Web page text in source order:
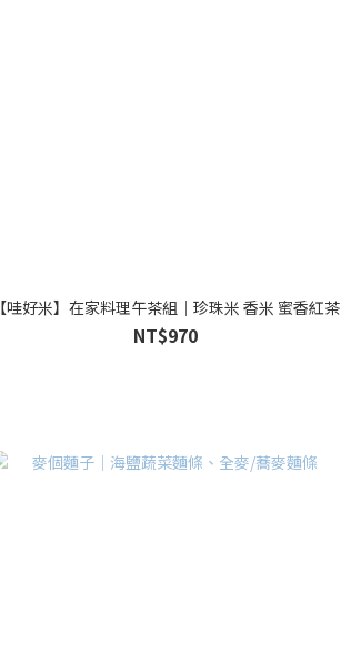
【哇好米】在家料理午茶組｜珍珠米 香米 蜜香紅茶
NT$970